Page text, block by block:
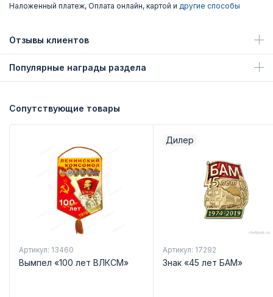
Наложенный платеж, Оплата онлайн, картой и другие способы
Отзывы клиентов
Популярные награды раздела
Сопутствующие товары
Артикул: 13460
Вымпел «100 лет ВЛКСМ»
Дилер
Артикул: 17292
Знак «45 лет БАМ»